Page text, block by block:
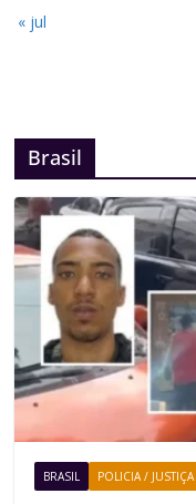
« jul
Brasil
BRASIL POLICIA / JUSTIÇA